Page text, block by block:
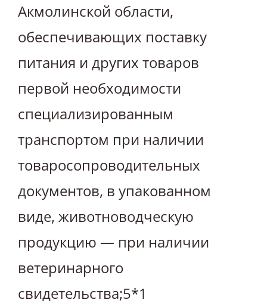
Акмолинской области,
обеспечивающих поставку
питания и других товаров
первой необходимости
специализированным
транспортом при наличии
товаросопроводительных
документов, в упакованном
виде, животноводческую
продукцию — при наличии
ветеринарного
свидетельства;5*1